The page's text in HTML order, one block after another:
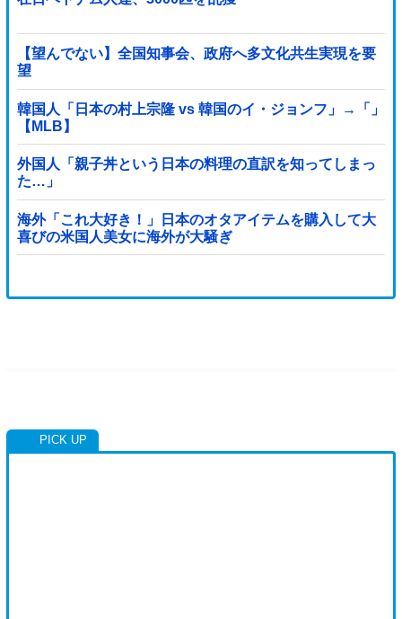
【望んでない】全国知事会、政府へ多文化共生実現を要
望
韓国人「日本の村上宗隆 vs 韓国のイ・ジョンフ」→「」
【MLB】
外国人「親子丼という日本の料理の直訳を知ってしまっ
た…」
海外「これ大好き！」日本のオタアイテムを購入して大
喜びの米国人美女に海外が大騒ぎ